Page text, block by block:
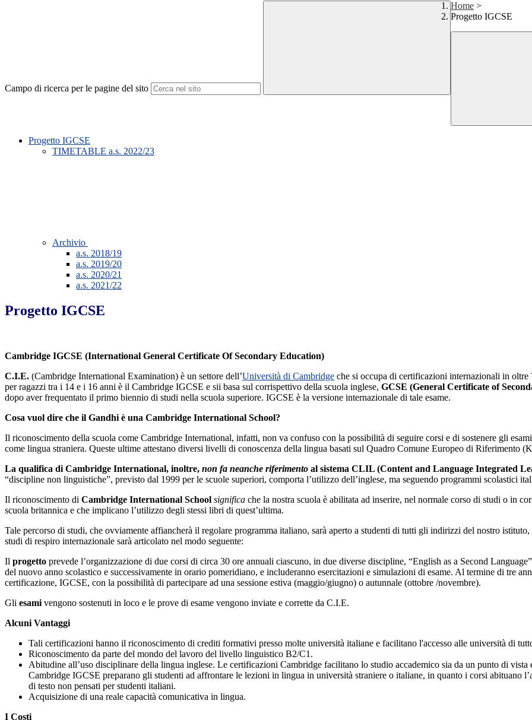
Campo di ricerca per le pagine del sito
Home >
Progetto IGCSE
Progetto IGCSE
TIMETABLE a.s. 2022/23
Archivio
a.s. 2018/19
a.s. 2019/20
a.s. 2020/21
a.s. 2021/22
Progetto IGCSE
Cambridge IGCSE (International General Certificate Of Secondary Education)
C.I.E. (Cambridge International Examination) è un settore dell’Università di Cambridge che si occupa di certificazioni internazionali in
per ragazzi tra i 14 e i 16 anni è il Cambridge IGCSE e sii basa sul corrispettivo della scuola inglese, GCSE (General Certificate of
dopo aver frequentato il primo biennio di studi nella scuola superiore. IGCSE è la versione internazionale di tale esame.
Cosa vuol dire che il Gandhi è una Cambridge International School?
Il riconoscimento della scuola come Cambridge International, infatti, non va confuso con la possibilità di seguire corsi e di sostenere gli
come lingua straniera. Queste ultime attestano diversi livelli di conoscenza della lingua basati sul Quadro Comune Europeo di
La qualifica di Cambridge International, inoltre, non fa neanche riferimento al sistema CLIL (Content and Language Integrated
“discipline non linguistiche”, previsto dal 1999 per le scuole superiori, comporta l’utilizzo dell’inglese, ma seguendo programmi scolastici
Il riconoscimento di Cambridge International School significa che la nostra scuola è abilitata ad inserire, nel normale corso di studi o in
scuola britannica e che implicano l’utilizzo degli stessi libri di quest’ultima.
Tale percorso di studi, che ovviamente affiancherà il regolare programma italiano, sarà aperto a studenti di tutti gli indirizzi del nostro
studi di respiro internazionale sarà articolato nel modo seguente:
Il progetto prevede l’organizzazione di due corsi di circa 30 ore annuali ciascuno, in due diverse discipline, “English as a Second
del nuovo anno scolastico e successivamente in orario pomeridiano, e includeranno esercitazioni e simulazioni di esame. Al termine di tre
certificazione, IGCSE, con la possibilità di partecipare ad una sessione estiva (maggio/giugno) o autunnale (ottobre /novembre).
Gli esami vengono sostenuti in loco e le prove di esame vengono inviate e corrette da C.I.E.
Alcuni Vantaggi
Tali certificazioni hanno il riconoscimento di crediti formativi presso molte università italiane e facilitano l'accesso alle università di
Riconoscimento da parte del mondo del lavoro del livello linguistico B2/C1.
Abitudine all’uso disciplinare della lingua inglese. Le certificazioni Cambridge facilitano lo studio accademico sia da un punto di
Cambridge IGCSE preparano gli studenti ad affrontare le lezioni in lingua in università straniere o italiane, in quanto i corsi abituano
di testo non pensati per studenti italiani.
Acquisizione di una reale capacità comunicativa in lingua.
I Costi